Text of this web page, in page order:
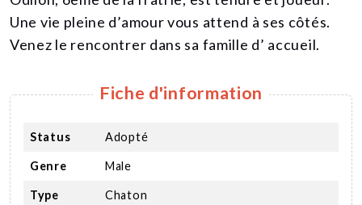
CONTACT
Une vie pleine d’amour vous attend à ses côtés.
Venez le rencontrer dans sa famille d’ accueil.
Fiche d'information
Status Adopté
Genre Male
Type Chaton